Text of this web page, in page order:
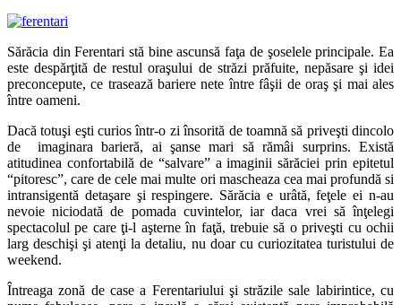
Sărăcia din Ferentari stă bine ascunsă faţa de şoselele principale. Ea
este despărţită de restul oraşului de străzi prăfuite, nepăsare şi idei
preconcepute, ce trasează bariere nete între fâşii de oraş şi mai ales
între oameni.
Dacă totuşi eşti curios într-o zi însorită de toamnă să priveşti dincolo
de imaginara barieră, ai şanse mari să rămâi surprins. Există
atitudinea confortabilă de “salvare” a imaginii sărăciei prin epitetul
“pitoresc”, care de cele mai multe ori mascheaza cea mai profundă si
intransigentă detaşare şi respingere. Sărăcia e urâtă, feţele ei n-au
nevoie niciodată de pomada cuvintelor, iar daca vrei să înţelegi
spectacolul pe care ţi-l aşterne în faţă, trebuie să o priveşti cu ochii
larg deschişi şi atenţi la detaliu, nu doar cu curiozitatea turistului de
weekend.
Întreaga zonă de case a Ferentariului şi străzile sale labirintice, cu